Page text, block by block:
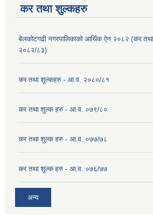
कर तथा शुल्कहरु
बेलकोटगढी नगरपालिकाको आर्थिक ऐन २०८२ (कर
२०८२/८३)
कर तथा शुल्कहरु - आ.व. २०८०/८१
कर तथा शुल्क हरु - आ.व. ०७९/८०
कर तथा शुल्क हरु - आ.व. ०७७/७८
कर तथा शुल्क हरु - आ.व. ०७६/७७
अन्य